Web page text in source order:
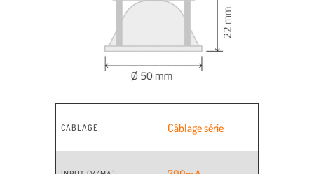
CABLAGE Câblage série